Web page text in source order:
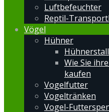
Luftbefeuchter
Reptil-
Vögel
Hühner
Hühnerstall
Wie Sie
kaufen
Vogelfutter
Vogeltränken
Vogel-